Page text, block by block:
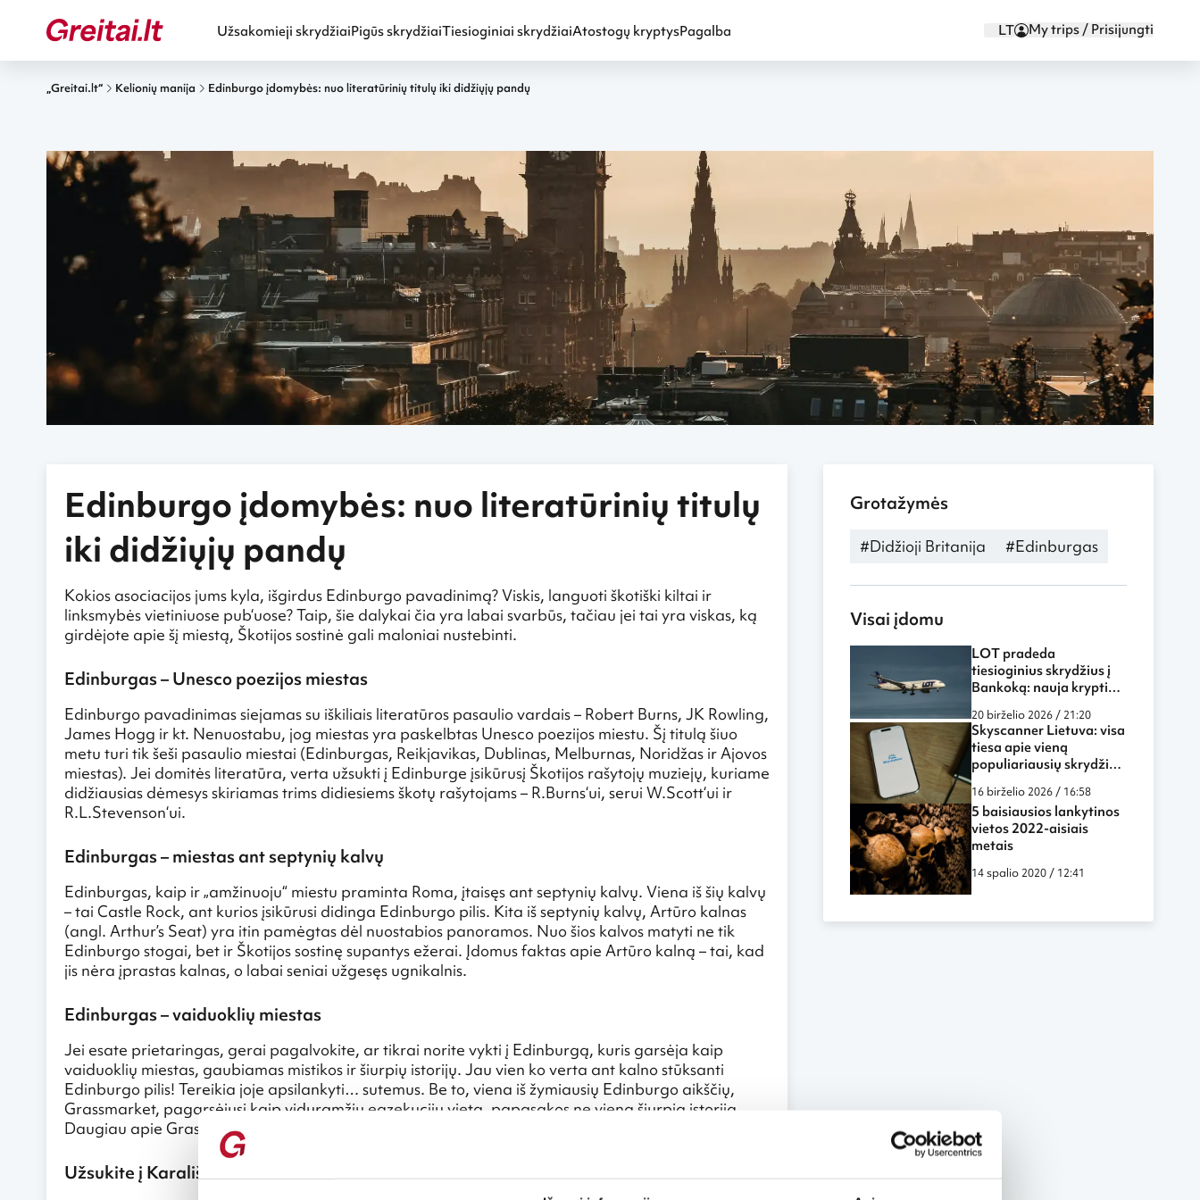
Užsakomieji skrydžiaiPigūs skrydžiaiTiesioginiai skrydžiaiAtostogų kryptysPagalba LT My trips / Prisijungti
„Greitai.lt“ Kelionių manija Edinburgo įdomybės: nuo literatūrinių titulų iki didžiųjų pandų
Edinburgo įdomybės: nuo literatūrinių titulų
iki didžiųjų pandų
Kokios asociacijos jums kyla, išgirdus Edinburgo pavadinimą? Viskis, languoti škotiški kiltai ir
linksmybės vietiniuose pub‘uose? Taip, šie dalykai čia yra labai svarbūs, tačiau jei tai yra viskas, ką
girdėjote apie šį miestą, Škotijos sostinė gali maloniai nustebinti.
Edinburgas – Unesco poezijos miestas
Edinburgo pavadinimas siejamas su iškiliais literatūros pasaulio vardais – Robert Burns, JK Rowling,
James Hogg ir kt. Nenuostabu, jog miestas yra paskelbtas Unesco poezijos miestu. Šį titulą šiuo
metu turi tik šeši pasaulio miestai (Edinburgas, Reikjavikas, Dublinas, Melburnas, Noridžas ir Ajovos
miestas). Jei domitės literatūra, verta užsukti į Edinburge įsikūrusį Škotijos rašytojų muziejų, kuriame
didžiausias dėmesys skiriamas trims didiesiems škotų rašytojams – R.Burns‘ui, serui W.Scott‘ui ir
R.L.Stevenson‘ui.
Edinburgas – miestas ant septynių kalvų
Edinburgas, kaip ir „amžinuoju“ miestu praminta Roma, įtaisęs ant septynių kalvų. Viena iš šių kalvų
– tai Castle Rock, ant kurios įsikūrusi didinga Edinburgo pilis. Kita iš septynių kalvų, Artūro kalnas
(angl. Arthur’s Seat) yra itin pamėgtas dėl nuostabios panoramos. Nuo šios kalvos matyti ne tik
Edinburgo stogai, bet ir Škotijos sostinę supantys ežerai. Įdomus faktas apie Artūro kalną – tai, kad
jis nėra įprastas kalnas, o labai seniai užgesęs ugnikalnis.
Edinburgas – vaiduoklių miestas
Jei esate prietaringas, gerai pagalvokite, ar tikrai norite vykti į Edinburgą, kuris garsėja kaip
vaiduoklių miestas, gaubiamas mistikos ir šiurpių istorijų. Jau vien ko verta ant kalno stūksanti
Edinburgo pilis! Tereikia joje apsilankyti… sutemus. Be to, viena iš žymiausių Edinburgo aikščių,
Grassmarket, pagarsėjusi kaip viduramžių egzekucijų vieta, papasakos ne vieną šiurpią istoriją.
Daugiau apie Grassmarket
Užsukite į Karališkąjį laivą
Grotažymės
#Didžioji Britanija #Edinburgas
Visai įdomu
LOT pradeda
tiesioginius skrydžius į
Bankoką: nauja kryptis
galimybių keliautojams
iš Lietuvos
20 birželio 2026 / 21:20
Skyscanner Lietuva: visa
tiesa apie vieną
populiariausių skrydžių
16 birželio 2026 / 16:58
5 baisiausios lankytinos
vietos 2022-aisiais
metais
14 spalio 2020 / 12:41